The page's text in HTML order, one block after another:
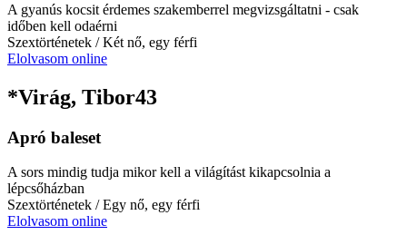
A gyanús kocsit érdemes szakemberrel megvizsgáltatni - csak
időben kell odaérni
Szextörténetek / Két nő, egy férfi
Elolvasom online
*Virág, Tibor43
Apró baleset
A sors mindig tudja mikor kell a világítást kikapcsolnia a
lépcsőházban
Szextörténetek / Egy nő, egy férfi
Elolvasom online